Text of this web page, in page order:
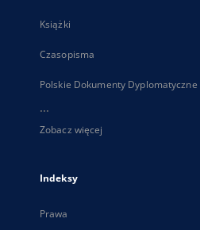
Książki
Czasopisma
Polskie Dokumenty Dyplomatyczne
...
Zobacz więcej
Indeksy
Prawa